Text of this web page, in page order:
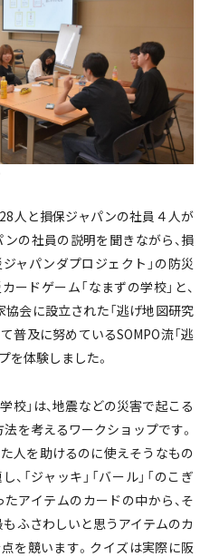
人と損保ジャパンの社員４人が
の社員の説明を聞きながら、損
ャパンダプロジェクト」の防災
ードゲーム「なまずの学校」と、
会に設立された「逃げ地図研究
普及に努めているSOMPO流「逃
を体験しました。
校」は、地震などの災害で起こる
を考えるワークショップです。
人を助けるのに使えそうなもの
「ジャッキ」「バール」「のこぎ
たアイテムのカードの中から、そ
ふさわしいと思うアイテムのカ
を競います。クイズは実際に阪